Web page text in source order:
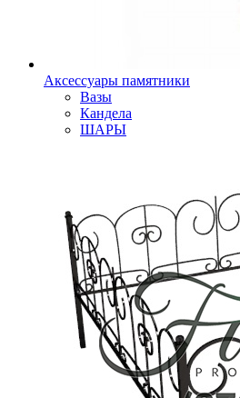
Аксессуары памятники
Вазы
Кандела
ШАРЫ